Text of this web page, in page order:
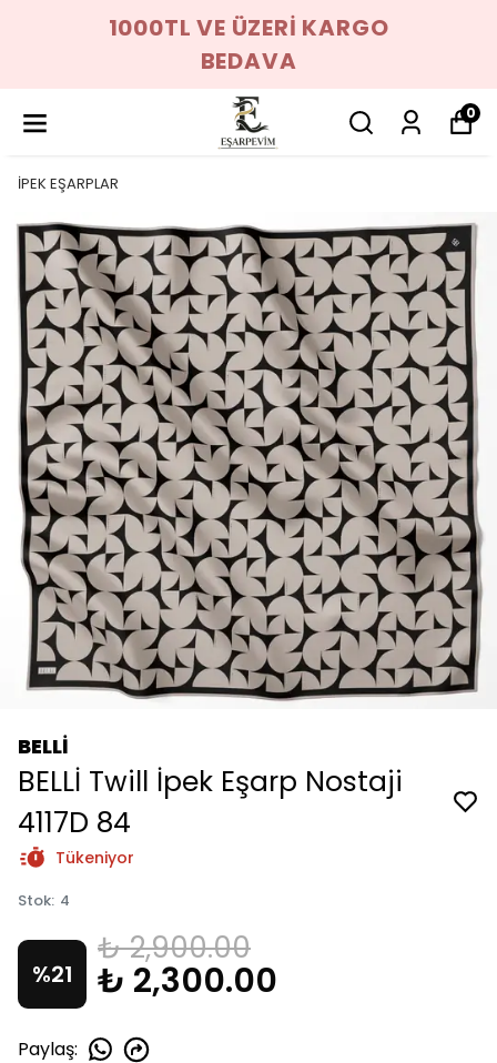
1000TL VE ÜZERİ KARGO
BEDAVA
0
İPEK EŞARPLAR
BELLİ
BELLİ Twill İpek Eşarp Nostaji
4117D 84
Tükeniyor
Stok: 4
%21
₺ 2,900.00
₺ 2,300.00
Paylaş: